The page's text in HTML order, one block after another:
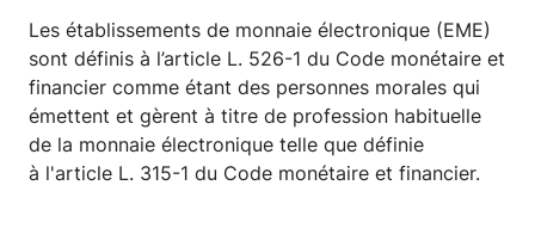
Les établissements de monnaie électronique (EME)
sont définis à l’article L. 526-1 du Code monétaire et
financier comme étant des personnes morales qui
émettent et gèrent à titre de profession habituelle
de la monnaie électronique telle que définie
à l'article L. 315-1 du Code monétaire et financier.